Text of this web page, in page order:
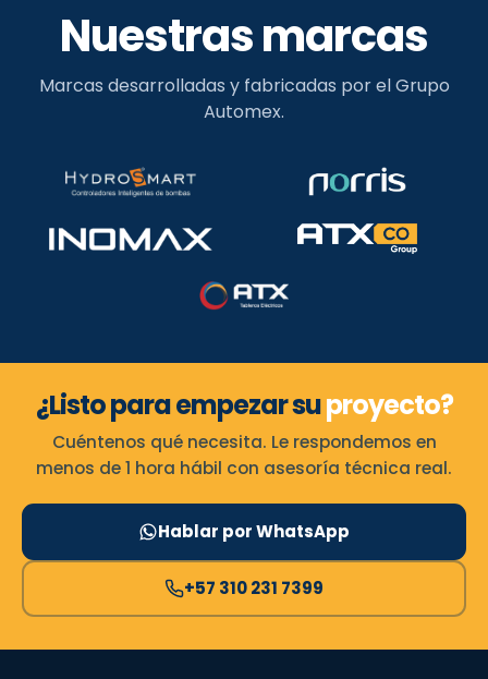
Nuestras marcas
Marcas desarrolladas y fabricadas por el Grupo
Automex.
¿Listo para empezar suproyecto?
Cuéntenos qué necesita. Le respondemos en
menos de 1 hora hábil con asesoría técnica real.
Hablar por WhatsApp
+57 310 231 7399